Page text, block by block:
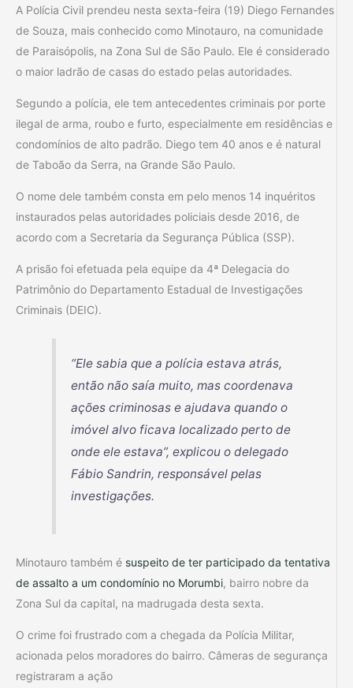
A Polícia Civil prendeu nesta sexta-feira (19) Diego Fernandes
de Souza, mais conhecido como Minotauro, na comunidade
de Paraisópolis, na Zona Sul de São Paulo. Ele é considerado
o maior ladrão de casas do estado pelas autoridades.
Segundo a polícia, ele tem antecedentes criminais por porte
ilegal de arma, roubo e furto, especialmente em residências e
condomínios de alto padrão. Diego tem 40 anos e é natural
de Taboão da Serra, na Grande São Paulo.
O nome dele também consta em pelo menos 14 inquéritos
instaurados pelas autoridades policiais desde 2016, de
acordo com a Secretaria da Segurança Pública (SSP).
A prisão foi efetuada pela equipe da 4⁠ª Delegacia do
Patrimônio do Departamento Estadual de Investigações
Criminais (DEIC).
“Ele sabia que a polícia estava atrás,
então não saía muito, mas coordenava
ações criminosas e ajudava quando o
imóvel alvo ficava localizado perto de
onde ele estava”, explicou o delegado
Fábio Sandrin, responsável pelas
investigações.
Minotauro também é suspeito de ter participado da tentativa
de assalto a um condomínio no Morumbi, bairro nobre da
Zona Sul da capital, na madrugada desta sexta.
O crime foi frustrado com a chegada da Polícia Militar,
acionada pelos moradores do bairro. Câmeras de segurança
registraram a ação